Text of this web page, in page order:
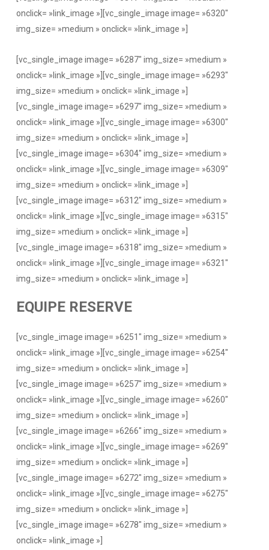
onclick= »link_image »][vc_single_image image= »6320″
img_size= »medium » onclick= »link_image »]
[vc_single_image image= »6287″ img_size= »medium »
onclick= »link_image »][vc_single_image image= »6293″
img_size= »medium » onclick= »link_image »]
[vc_single_image image= »6297″ img_size= »medium »
onclick= »link_image »][vc_single_image image= »6300″
img_size= »medium » onclick= »link_image »]
[vc_single_image image= »6304″ img_size= »medium »
onclick= »link_image »][vc_single_image image= »6309″
img_size= »medium » onclick= »link_image »]
[vc_single_image image= »6312″ img_size= »medium »
onclick= »link_image »][vc_single_image image= »6315″
img_size= »medium » onclick= »link_image »]
[vc_single_image image= »6318″ img_size= »medium »
onclick= »link_image »][vc_single_image image= »6321″
img_size= »medium » onclick= »link_image »]
EQUIPE RESERVE
[vc_single_image image= »6251″ img_size= »medium »
onclick= »link_image »][vc_single_image image= »6254″
img_size= »medium » onclick= »link_image »]
[vc_single_image image= »6257″ img_size= »medium »
onclick= »link_image »][vc_single_image image= »6260″
img_size= »medium » onclick= »link_image »]
[vc_single_image image= »6266″ img_size= »medium »
onclick= »link_image »][vc_single_image image= »6269″
img_size= »medium » onclick= »link_image »]
[vc_single_image image= »6272″ img_size= »medium »
onclick= »link_image »][vc_single_image image= »6275″
img_size= »medium » onclick= »link_image »]
[vc_single_image image= »6278″ img_size= »medium »
onclick= »link_image »]